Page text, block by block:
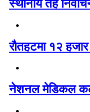
स्थानीय तह
रौतहटमा १२
नेशनल मेडिकल